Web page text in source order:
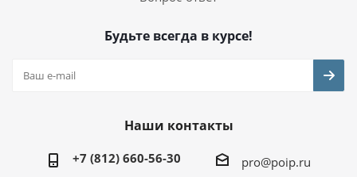
Будьте всегда в курсе!
Наши контакты
+7 (812) 660-56-30 pro@poip.ru